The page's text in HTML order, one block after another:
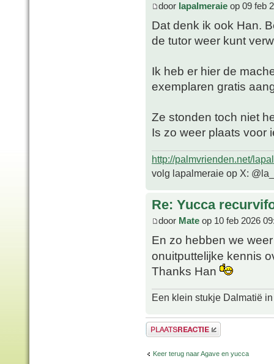
door lapalmeraie op 09 feb
Dat denk ik ook Han.
de tutor weer kunt
Ik heb er hier de
exemplaren gratis
Ze stonden toch niet
Is zo weer plaats voor
http://palmvrienden.net/
volg lapalmeraie op X:
Re: Yucca
door Mate op 10 feb 2026
En zo hebben we
onuitputtelijke kennis
Thanks Han
Een klein stukje Dalmatië
Plaats een reactie
Keer terug naar Agave en yucca